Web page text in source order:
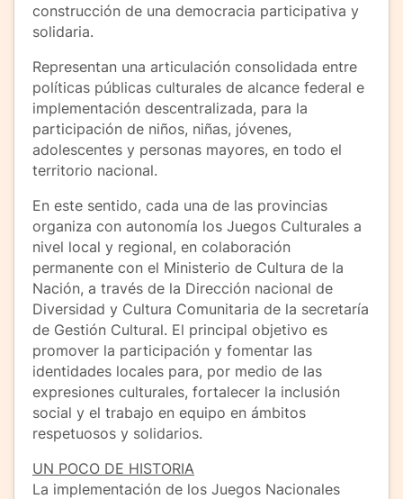
construcción de una democracia participativa y
solidaria.
Representan una articulación consolidada entre
políticas públicas culturales de alcance federal e
implementación descentralizada, para la
participación de niños, niñas, jóvenes,
adolescentes y personas mayores, en todo el
territorio nacional.
En este sentido, cada una de las provincias
organiza con autonomía los Juegos Culturales a
nivel local y regional, en colaboración
permanente con el Ministerio de Cultura de la
Nación, a través de la Dirección nacional de
Diversidad y Cultura Comunitaria de la secretaría
de Gestión Cultural. El principal objetivo es
promover la participación y fomentar las
identidades locales para, por medio de las
expresiones culturales, fortalecer la inclusión
social y el trabajo en equipo en ámbitos
respetuosos y solidarios.
UN POCO DE HISTORIA
La implementación de los Juegos Nacionales